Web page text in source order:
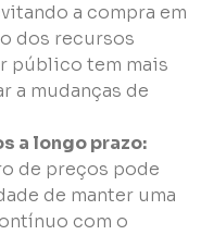
a compra em
dos recursos
público tem mais
a mudanças de
a longo prazo:
de preços pode
de manter uma
com o